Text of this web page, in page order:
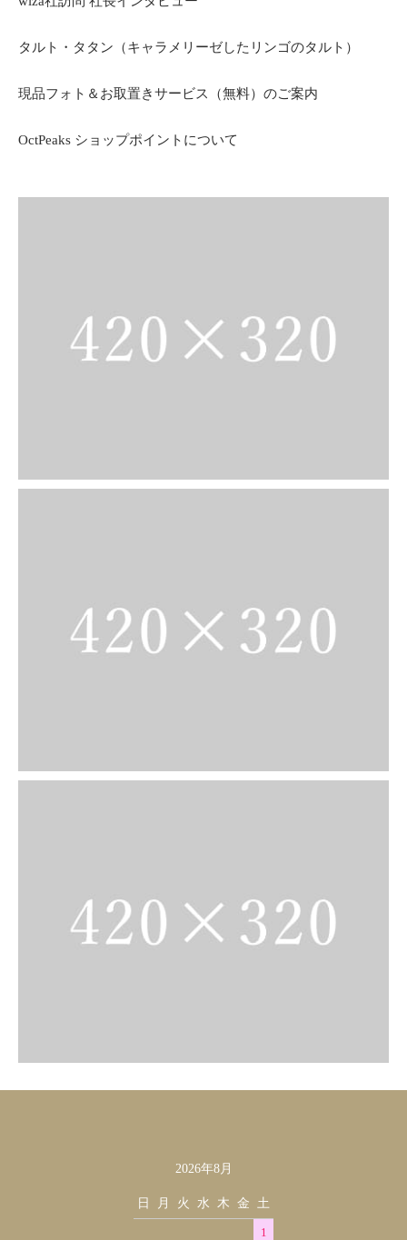
タルト・タタン（キャラメリーゼしたリンゴのタルト）
現品フォト＆お取置きサービス（無料）のご案内
OctPeaks ショップポイントについて
2026年8月
日 月 火 水 木 金 土
1